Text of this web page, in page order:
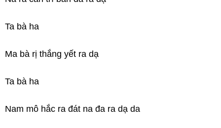
Ta bà ha
Ma bà rị thắng yết ra dạ
Ta bà ha
Nam mô hắc ra đát na đa ra dạ da